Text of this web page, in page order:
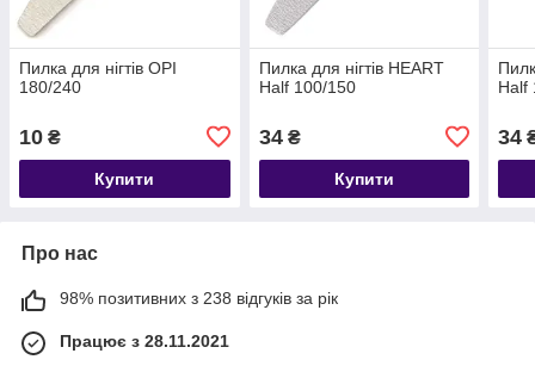
Пилка для нігтів OPI
180/240
10 ₴
Купити
Пилка для нігтів HEART
Half 100/150
34₴
Купити
Half
34
Про нас
98% позитивних з 238 відгуків за рік
Працює з 28.11.2021